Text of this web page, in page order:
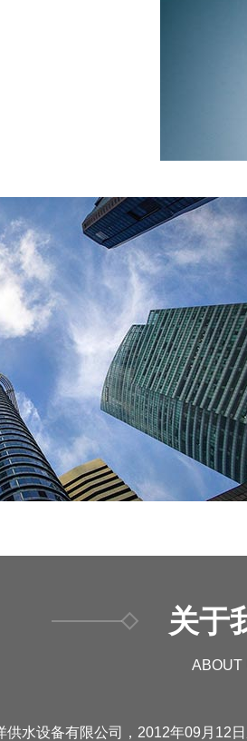
关于
ABOUT
供水设备有限公司，2012年09月12